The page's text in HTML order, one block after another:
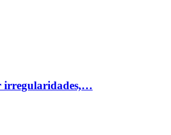
irregularidades,…